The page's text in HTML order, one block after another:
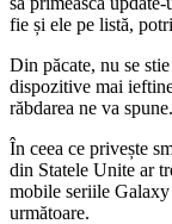
fie și ele pe listă,
Din păcate, nu se
dispozitive mai
răbdarea ne va spune.
În ceea ce privește
din Statele Unite ar
mobile seriile
următoare.